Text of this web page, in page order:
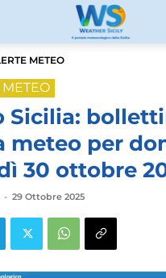
METEO
Sicilia:
meteo per
30 ottobre
- 29 Ottobre 2025